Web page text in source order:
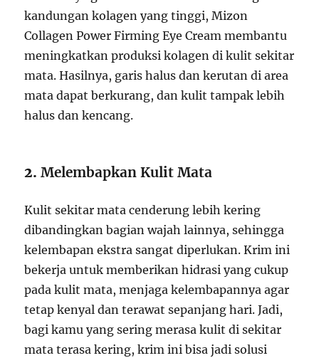
kandungan kolagen yang tinggi, Mizon
Collagen Power Firming Eye Cream membantu
meningkatkan produksi kolagen di kulit sekitar
mata. Hasilnya, garis halus dan kerutan di area
mata dapat berkurang, dan kulit tampak lebih
halus dan kencang.
2.Melembapkan Kulit Mata
Kulit sekitar mata cenderung lebih kering
dibandingkan bagian wajah lainnya, sehingga
kelembapan ekstra sangat diperlukan. Krim ini
bekerja untuk memberikan hidrasi yang cukup
pada kulit mata, menjaga kelembapannya agar
tetap kenyal dan terawat sepanjang hari. Jadi,
bagi kamu yang sering merasa kulit di sekitar
mata terasa kering, krim ini bisa jadi solusi